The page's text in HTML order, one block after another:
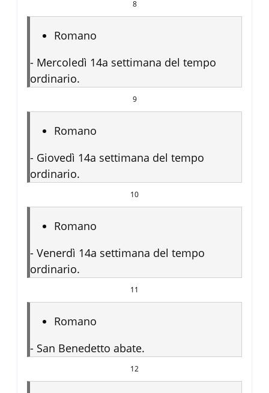
8
Romano
- Mercoledì 14a settimana del tempo
ordinario.
9
Romano
- Giovedì 14a settimana del tempo
ordinario.
10
Romano
- Venerdì 14a settimana del tempo
ordinario.
11
Romano
- San Benedetto abate.
12